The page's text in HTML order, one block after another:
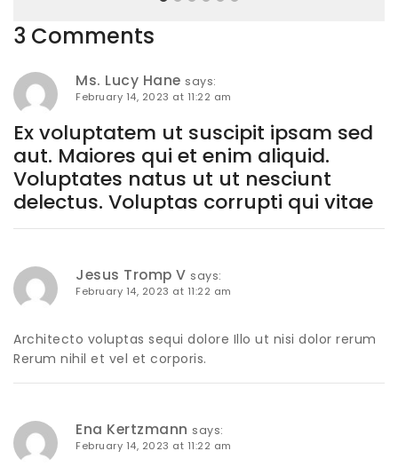
3 Comments
Ms. Lucy Hane says:
February 14, 2023 at 11:22 am
Ex voluptatem ut suscipit ipsam sed
aut. Maiores qui et enim aliquid.
Voluptates natus ut ut nesciunt
delectus. Voluptas corrupti qui vitae
Jesus Tromp V says:
February 14, 2023 at 11:22 am
Architecto voluptas sequi dolore Illo ut nisi dolor rerum
Rerum nihil et vel et corporis.
Ena Kertzmann says:
February 14, 2023 at 11:22 am